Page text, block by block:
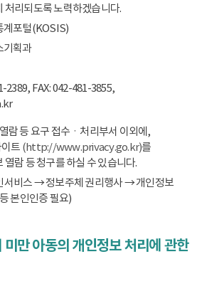
처리되도록 노력하겠습니다.
계포털(KOSIS)
기획과
2389, FAX: 042-481-3855,
람 등 요구 접수ㆍ처리부서 이외에,
트 (http://www.privacy.go.kr)를
람 등 청구를 하실 수 있습니다.
비스 → 정보주체 권리행사 → 개인정보
본인인증 필요)
만 아동의 개인정보 처리에 관한